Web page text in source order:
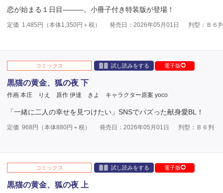
恋が始まる１日目―――。小冊子付き特装版が登場！
定価 1,485 円（本体1,350円＋税） 発売日：2026年05月01日 判型：Ｂ６
コミックス 試し読みをする 電子版
黒猫の黄金、狐の夜 下
作画 本庄 りえ 原作 伊達 きよ キャラクター原案 yoco
「一緒に二人の幸せを見つけたい」SNSでバズった献身愛BL！
定価 968 円（本体880円＋税） 発売日：2026年05月01日 判型：Ｂ６判
コミックス 試し読みをする 電子版
黒猫の黄金、狐の夜 上